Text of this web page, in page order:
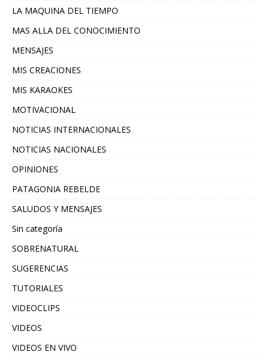
LA MAQUINA DEL TIEMPO
MAS ALLA DEL CONOCIMIENTO
MENSAJES
MIS CREACIONES
MIS KARAOKES
MOTIVACIONAL
NOTICIAS INTERNACIONALES
NOTICIAS NACIONALES
OPINIONES
PATAGONIA REBELDE
SALUDOS Y MENSAJES
Sin categoría
SOBRENATURAL
SUGERENCIAS
TUTORIALES
VIDEOCLIPS
VIDEOS
VIDEOS EN VIVO